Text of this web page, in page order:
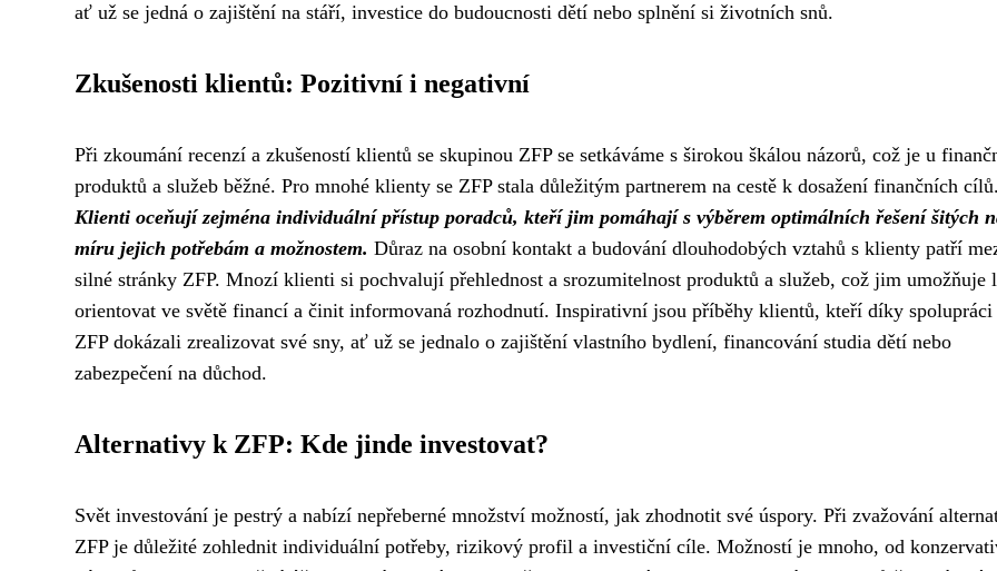
ať už se jedná o zajištění na stáří, investice do budoucnosti dětí nebo splnění si životních snů.
Zkušenosti klientů: Pozitivní i negativní
Při zkoumání recenzí a zkušeností klientů se skupinou ZFP se setkáváme s širokou škálou názorů, což je u
produktů a služeb běžné. Pro mnohé klienty se ZFP stala důležitým partnerem na cestě k dosažení finančních cílů.
Klienti oceňují zejména individuální přístup poradců, kteří jim pomáhají s výběrem optimálních řešení šitých
míru jejich potřebám a možnostem. Důraz na osobní kontakt a budování dlouhodobých vztahů s klienty patří
silné stránky ZFP. Mnozí klienti si pochvalují přehlednost a srozumitelnost produktů a služeb, což jim umožňuje
orientovat ve světě financí a činit informovaná rozhodnutí. Inspirativní jsou příběhy klientů, kteří díky spolupráci
ZFP dokázali zrealizovat své sny, ať už se jednalo o zajištění vlastního bydlení, financování studia dětí nebo
zabezpečení na důchod.
Alternativy k ZFP: Kde jinde investovat?
Svět investování je pestrý a nabízí nepřeberné množství možností, jak zhodnotit své úspory. Při zvažování
ZFP je důležité zohlednit individuální potřeby, rizikový profil a investiční cíle. Možností je mnoho, od